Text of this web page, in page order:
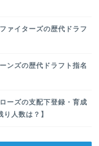
ァイターズの歴代ドラフ
ンズの歴代ドラフト指名
ーズの支配下登録・育成
人数は？】